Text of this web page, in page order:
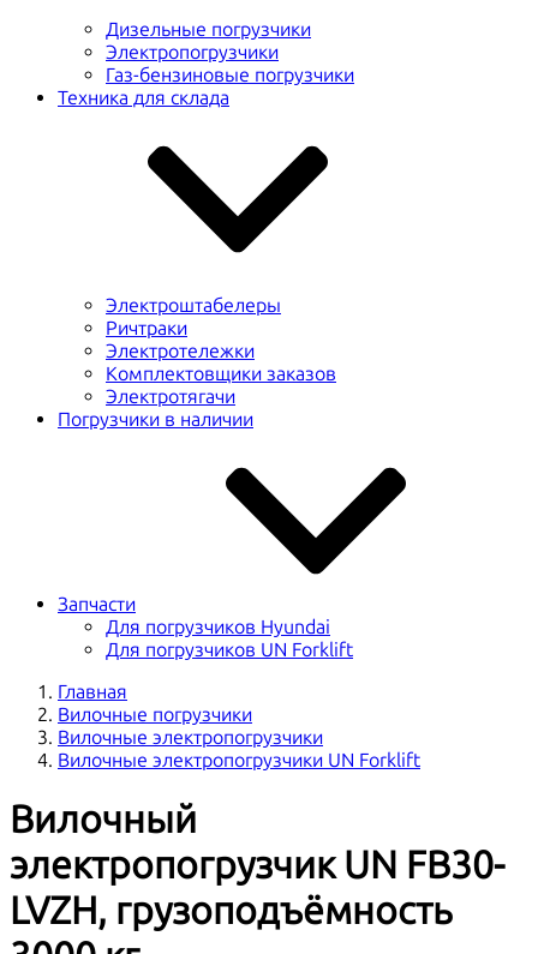
Дизельные погрузчики
Электропогрузчики
Газ-бензиновые погрузчики
Техника для склада
Электроштабелеры
Ричтраки
Электротележки
Комплектовщики заказов
Электротягачи
Погрузчики в наличии
Запчасти
Для погрузчиков Hyundai
Для погрузчиков UN Forklift
Главная
Вилочные погрузчики
Вилочные электропогрузчики
Вилочные электропогрузчики UN Forklift
Вилочный
электропогрузчик UN FB30-
LVZH, грузоподъёмность